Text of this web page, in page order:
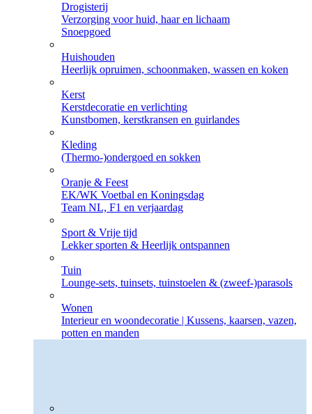
Drogisterij
Verzorging voor huid, haar en lichaam
Snoepgoed
Huishouden
Heerlijk opruimen, schoonmaken, wassen en koken
Kerst
Kerstdecoratie en verlichting
Kunstbomen, kerstkransen en guirlandes
Kleding
(Thermo-)ondergoed en sokken
Oranje & Feest
EK/WK Voetbal en Koningsdag
Team NL, F1 en verjaardag
Sport & Vrije tijd
Lekker sporten & Heerlijk ontspannen
Tuin
Lounge-sets, tuinsets, tuinstoelen & (zweef-)parasols
Wonen
Interieur en woondecoratie | Kussens, kaarsen, vazen,
potten en manden